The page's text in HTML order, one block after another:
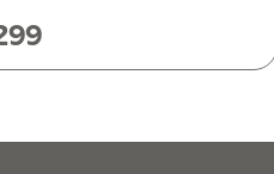
2626
า 8:30-15:00 น.
ไพบูลย์ / Contact Us